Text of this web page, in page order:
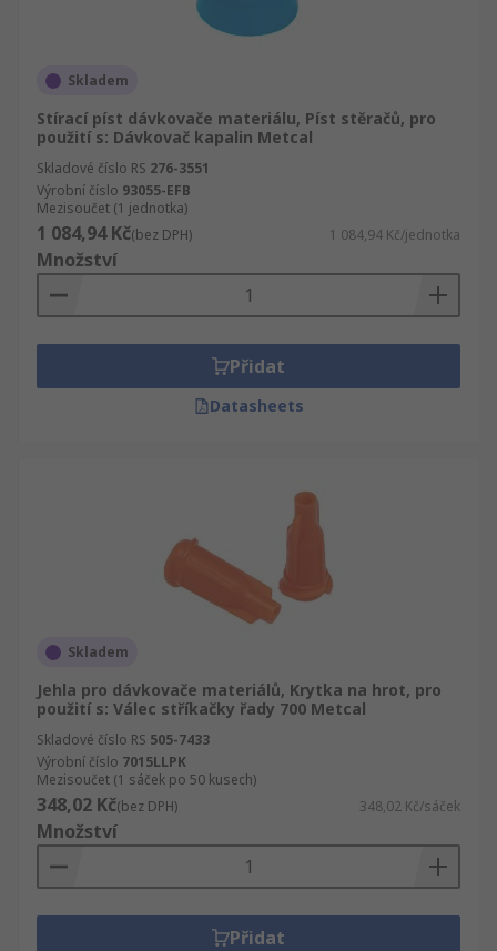
Skladem
Stírací píst dávkovače materiálu, Píst stěračů, pro
použití s: Dávkovač kapalin Metcal
Skladové číslo RS 276-3551
Výrobní číslo 93055-EFB
Mezisoučet (1 jednotka)
1 084,94 Kč(bez DPH) 1 084,94 Kč/jednotka
Množství
Přidat
Datasheets
Skladem
Jehla pro dávkovače materiálů, Krytka na hrot, pro
použití s: Válec stříkačky řady 700 Metcal
Skladové číslo RS 505-7433
Výrobní číslo 7015LLPK
Mezisoučet (1 sáček po 50 kusech)
348,02 Kč(bez DPH) 348,02 Kč/sáček
Množství
Přidat